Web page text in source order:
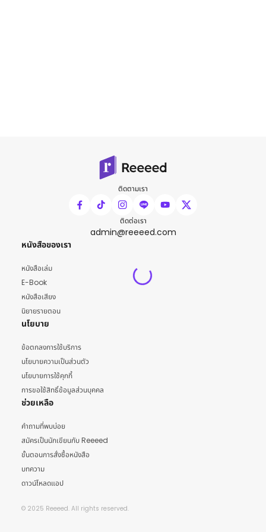
ติดตามเรา
ติดต่อเรา
admin@reeeed.com
หนังสือของเรา
หนังสือเล่ม
E-Book
หนังสือเสียง
นิยายรายตอน
นโยบาย
ข้อตกลงการใช้บริการ
นโยบายความเป็นส่วนตัว
นโยบายการใช้คุกกี้
การขอใช้สิทธิ์ข้อมูลส่วนบุคคล
ช่วยเหลือ
คำถามที่พบบ่อย
สมัครเป็นนักเขียนกับ Reeeed
ขั้นตอนการสั่งซื้อหนังสือ
บทความ
ดาวน์โหลดแอป
© 2025 Reeeed. All rights reserved.